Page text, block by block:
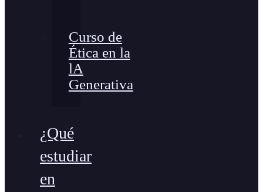
Curso de
Ética en la
lA
Generativa
¿Qué
estudiar
en